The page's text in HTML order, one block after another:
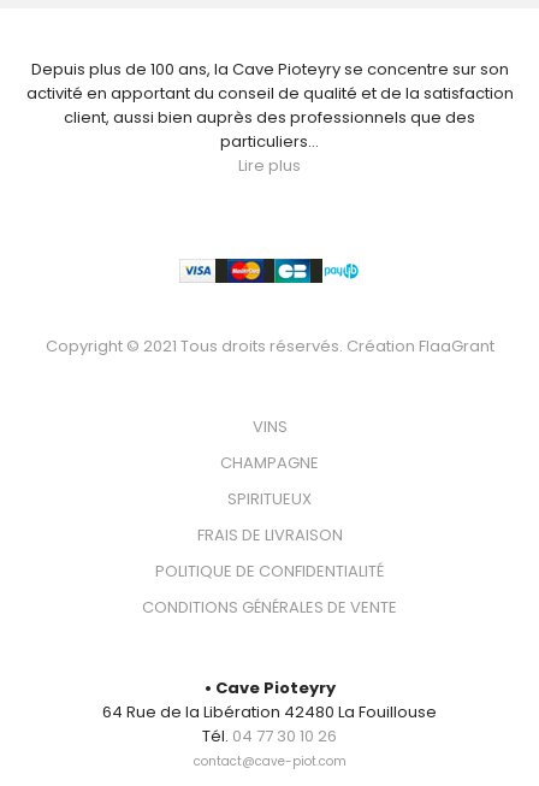
Depuis plus de 100 ans, la Cave Pioteyry se concentre sur son
activité en apportant du conseil de qualité et de la satisfaction
client, aussi bien auprès des professionnels que des
particuliers...
Lire plus
Copyright © 2021 Tous droits réservés. Création FlaaGrant
VINS
CHAMPAGNE
SPIRITUEUX
FRAIS DE LIVRAISON
POLITIQUE DE CONFIDENTIALITÉ
CONDITIONS GÉNÉRALES DE VENTE
• Cave Pioteyry
64 Rue de la Libération 42480 La Fouillouse
Tél. 04 77 30 10 26
contact@cave-piot.com